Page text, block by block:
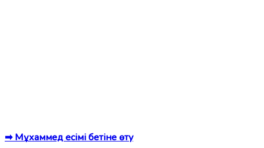
➡ Мұхаммед есімі бетіне өту